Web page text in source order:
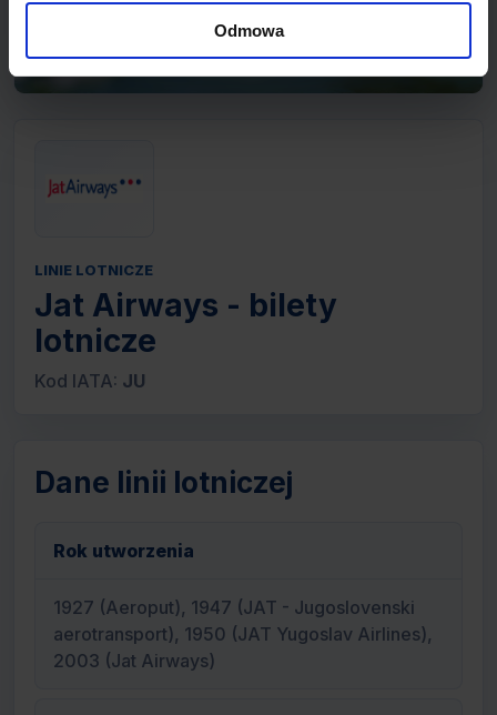
Odmowa
471 zł
LINIE LOTNICZE
Jat Airways - bilety
lotnicze
Kod IATA: JU
Dane linii lotniczej
Rok utworzenia
1927 (Aeroput), 1947 (JAT - Jugoslovenski
aerotransport), 1950 (JAT Yugoslav Airlines),
2003 (Jat Airways)